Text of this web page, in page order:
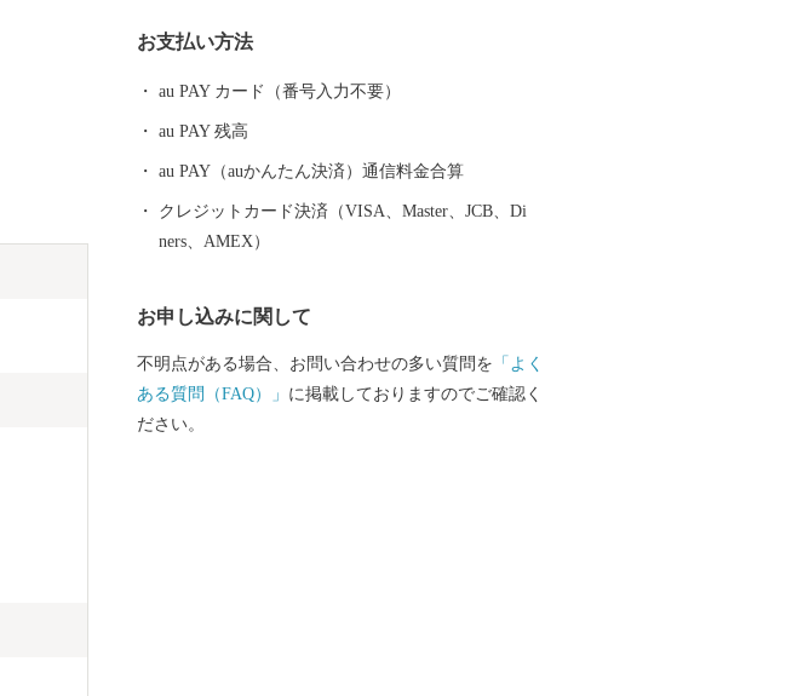
（船橋町、葛飾町、八栄村、法典村、塚田村）が合併
して、「船橋市」が誕生しました。当時の人口は約4万
人の人口を有し、豊かな文化や産業を誇る都市へと成
長しました。
お支払い方法
au PAY カード（番号入力不要）
au PAY 残高
au PAY（auかんたん決済）通信料金合算
クレジットカード決済（VISA、Master、JCB、Di
ners、AMEX）
お申し込みに関して
不明点がある場合、お問い合わせの多い質問を 「よく
ある質問（FAQ）」 に掲載しておりますのでご確認く
ださい。